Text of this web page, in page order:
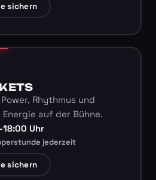
sichern
Rhythmus und
auf der Bühne.
Uhr
jederzeit
sichern